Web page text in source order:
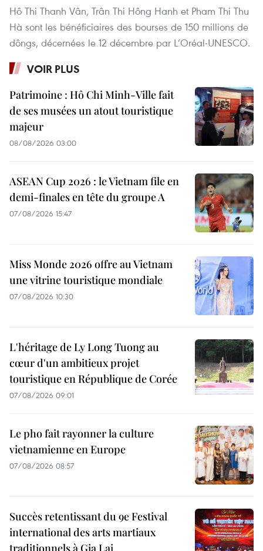
Hô Thi Thanh Vân, Trân Thi Hông Hanh et Pham Thi Thu
Hà sont les bénéficiaires des bourses de 150 millions de
dôngs, décernées le 12 décembre par L’Oréal-UNESCO.
VOIR PLUS
Patrimoine : Hô Chi Minh-Ville fait
de ses musées un atout touristique
majeur
08/08/2026 03:00
ASEAN Cup 2026 : le Vietnam file en
demi-finales en tête du groupe A
07/08/2026 15:47
Miss Monde 2026 offre au Vietnam
une vitrine touristique mondiale
07/08/2026 10:30
L'héritage de Ly Long Tuong au
cœur d'un ambitieux projet
touristique en République de Corée
07/08/2026 09:01
Le pho fait rayonner la culture
vietnamienne en Europe
07/08/2026 08:57
Succès retentissant du 9e Festival
international des arts martiaux
traditionnels à Gia Lai